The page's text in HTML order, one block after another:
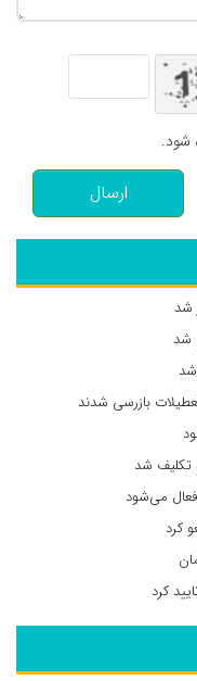
شود.
ارسال
شد
شد
بازرسی شدند
تکلیف شد
فعال می‌شود
کرد
کرد